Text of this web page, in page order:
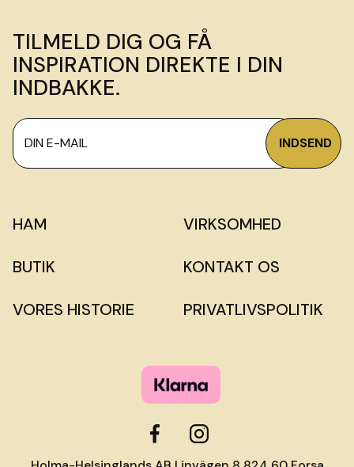
TILMELD DIG OG FÅ
INSPIRATION DIREKTE I DIN
INDBAKKE.
HAM
BUTIK
VORES HISTORIE
VIRKSOMHED
KONTAKT OS
PRIVATLIVSPOLITIK